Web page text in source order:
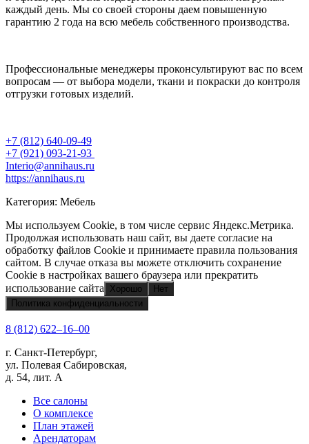
каждый день. Мы со своей стороны даем повышенную
гарантию 2 года на всю мебель собственного производства.
Профессиональные менеджеры проконсультируют вас по всем
вопросам — от выбора модели, ткани и покраски до контроля
отгрузки готовых изделий.
+7 (812) 640-09-49
+7 (921) 093-21-93
Interio@annihaus.ru
https://annihaus.ru
Категория: Мебель
Мы используем Cookie, в том числе сервис Яндекс.Метрика.
Продолжая использовать наш сайт, вы даете согласие на
обработку файлов Cookie и принимаете правила пользования
сайтом. В случае отказа вы можете отключить сохранение
Cookie в настройках вашего браузера или прекратить
использование сайта
Хорошо
Нет
Политика конфиденциальности
8 (812) 622‒16‒00
г. Санкт-Петербург,
ул. Полевая Сабировская,
д. 54, лит. А
Все салоны
О комплексе
План этажей
Арендаторам